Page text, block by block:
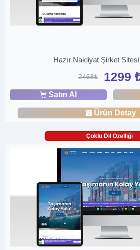
Hazır Nakliyat Şirket
2468₺ 1299
Satın Al
Ürün Detay
Çoklu Dil Özelliği